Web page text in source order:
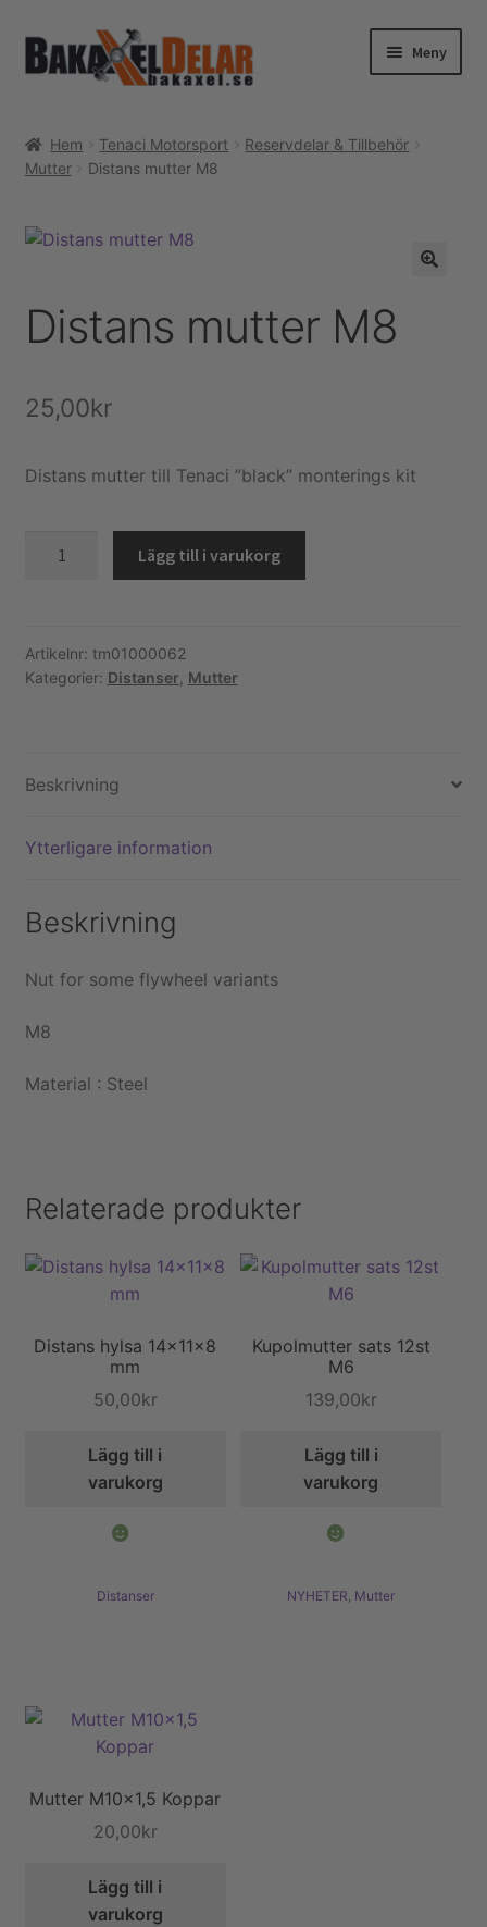
Hoppa
till
Hoppa
till
Meny
Webshop
Tenaci information
Korg
Utcheckning
Hem Tenaci Motorsport
Reservdelar & Tillbehör
Mutter
Distans mutter M8
Distans mutter M8
25,00kr
Distans mutter till Tenaci ”black” monterings kit
Lägg till i varukorg
Artikelnr: tm01000062
Kategorier: Distanser Mutter
Beskrivning
Ytterligare information
Beskrivning
Nut for some flywheel variants
M8
Material : Steel
Relaterade produkter
Distans hylsa 14x11x8
mm
50,00kr
Lägg till i
varukorg
Distanser
Kupolmutter sats 12st
M6
139,00kr
Lägg till i
varukorg
NYHETER Mutter
Mutter M10x1,5 Koppar
20,00kr
Lägg till i
varukorg